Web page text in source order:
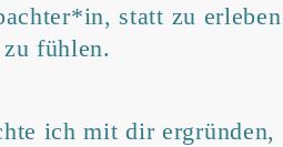
statt zu erleben
fühlen.
ich mit dir ergründen,